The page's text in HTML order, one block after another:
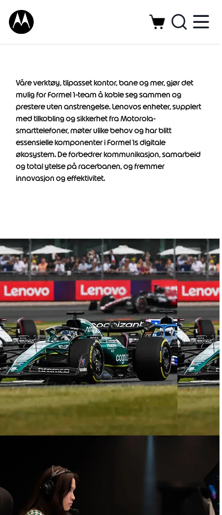
Våre verktøy, tilpasset kontor, bane og mer, gjør det
mulig for Formel 1-team å koble seg sammen og
prestere uten anstrengelse. Lenovos enheter, supplert
med tilkobling og sikkerhet fra Motorola-
smarttelefoner, møter ulike behov og har blitt
essensielle komponenter i Formel 1s digitale
økosystem. De forbedrer kommunikasjon, samarbeid
og total ytelse på racerbanen, og fremmer
innovasjon og effektivitet.